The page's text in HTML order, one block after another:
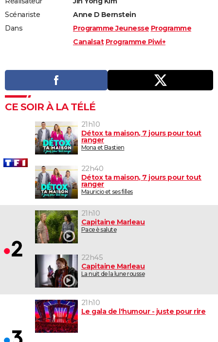
Scénariste
Anne D Bernstein
Dans
Programme Jeunesse Programme
Canalsat Programme Piwi+
CE SOIR À LA TÉLÉ
21h10
Détox ta maison, 7 jours pour tout
ranger
Mona et Bastien
22h40
Détox ta maison, 7 jours pour tout
ranger
Mauricio et ses filles
21h10
Capitaine Marleau
Pace è salute
22h45
Capitaine Marleau
La nuit de la lune rousse
21h10
Le gala de l'humour - juste pour rire